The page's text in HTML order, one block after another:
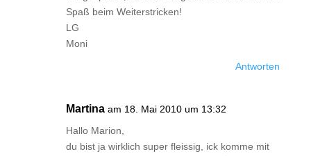
Spaß beim Weiterstricken!
LG
Moni
Antworten
Martina am 18. Mai 2010 um 13:32
Hallo Marion,
du bist ja wirklich super fleissig, ick komme mit